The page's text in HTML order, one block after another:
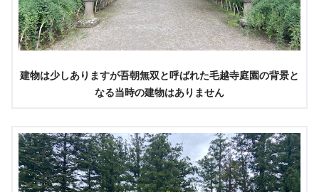
建物は少しありますが吾朝無双と呼ばれた毛越寺庭園の背景と
なる当時の建物はありません